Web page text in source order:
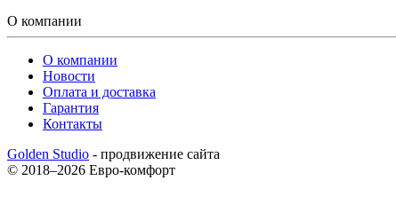
О компании
О компании
Новости
Оплата и доставка
Гарантия
Контакты
Golden Studio - продвижение сайта
© 2018–2026 Евро-комфорт